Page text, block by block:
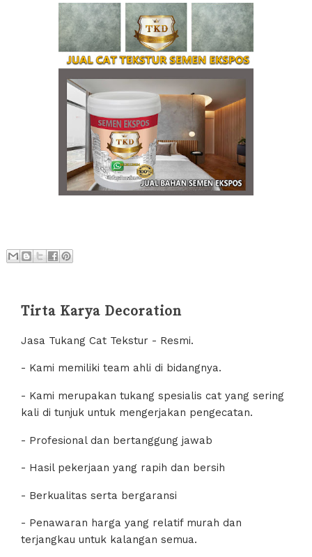
Tirta Karya Decoration
Jasa Tukang Cat Tekstur - Resmi.
- Kami memiliki team ahli di bidangnya.
- Kami merupakan tukang spesialis cat yang sering
kali di tunjuk untuk mengerjakan pengecatan.
- Profesional dan bertanggung jawab
- Hasil pekerjaan yang rapih dan bersih
- Berkualitas serta bergaransi
- Penawaran harga yang relatif murah dan
terjangkau untuk kalangan semua.